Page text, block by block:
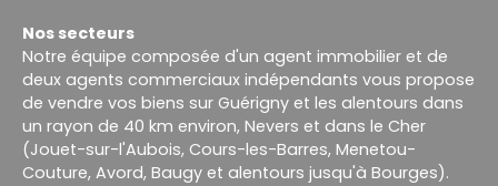
Nos secteurs
Notre équipe composée d'un agent immobilier et de
deux agents commerciaux indépendants vous propose
de vendre vos biens sur Guérigny et les alentours dans
un rayon de 40 km environ, Nevers et dans le Cher
(Jouet-sur-l'Aubois, Cours-les-Barres, Menetou-
Couture, Avord, Baugy et alentours jusqu'à Bourges).